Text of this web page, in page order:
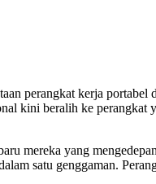
perangkat kerja
kini beralih ke
mereka yang
satu genggaman.